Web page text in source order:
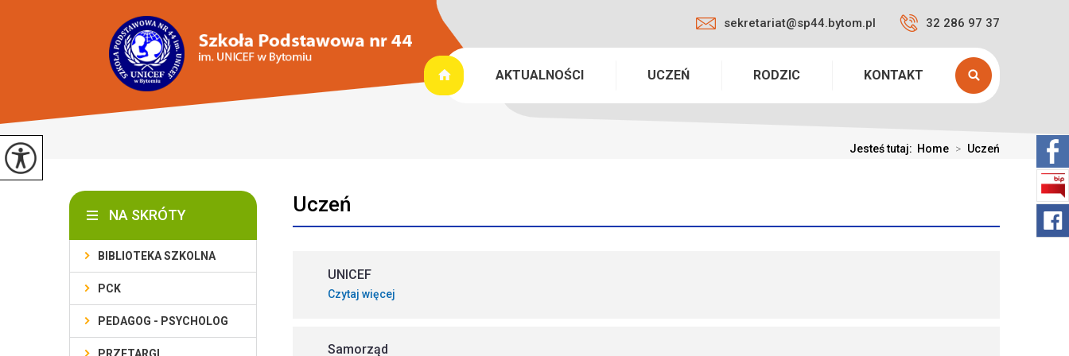
sekretariat@sp44.bytom.pl 32 286 97 37
AKTUALNOŚCI UCZEŃ RODZIC KONTAKT
Jesteś tutaj: Home > Uczeń
Uczeń
UNICEF
Czytaj więcej
Samorząd
NA SKRÓTY
BIBLIOTEKA SZKOLNA
PCK
PEDAGOG - PSYCHOLOG